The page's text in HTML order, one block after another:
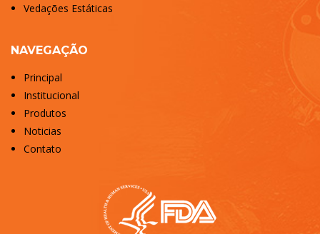
Vedações Estáticas
NAVEGAÇÃO
Principal
Institucional
Produtos
Noticias
Contato